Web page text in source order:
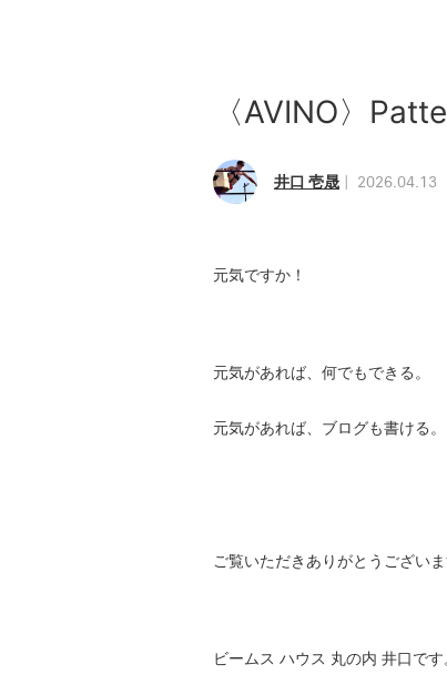
〈AVINO〉
井口 壱晟 2026.04.13
元気ですか！
元気があれば、何でもできる。
元気があれば、ブログも書ける。
ご覧いただきありがとうございま
ビームス ハウス 丸の内 井口です